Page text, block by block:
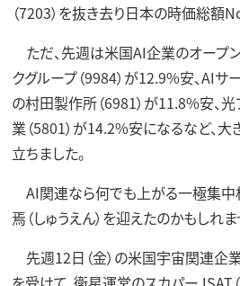
（7203）を抜き去り日本の時価総額
ただ、先週は米国AI企業のオープ
クグループ（9984）が12.9%安、AI
の村田製作所（6981）が11.8%安、
業（5801）が14.2%安になるなど、
立ちました。
AI関連なら何でも上がる一極集中
焉（しゅうえん）を迎えたのかもしれま
先週12日（金）の米国宇宙関連企業